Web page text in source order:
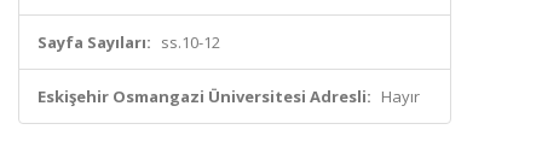
Sayfa Sayıları: ss.10-12
Eskişehir Osmangazi Üniversitesi Adresli: Hayır